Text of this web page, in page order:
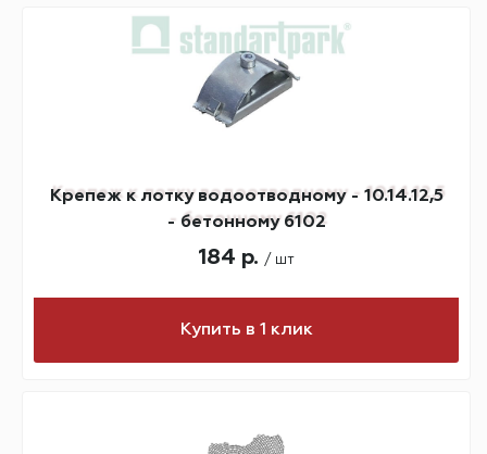
Крепеж к лотку водоотводному - 10.14.12,5
- бетонному 6102
184 р. / шт
Купить в 1 клик